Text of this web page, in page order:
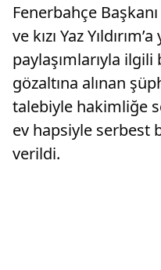
Fenerbahçe Başkanı
ve kızı Yaz
paylaşımlarıyla
gözaltına alınan
talebiyle hakimliğe
ev hapsiyle serbest
verildi.